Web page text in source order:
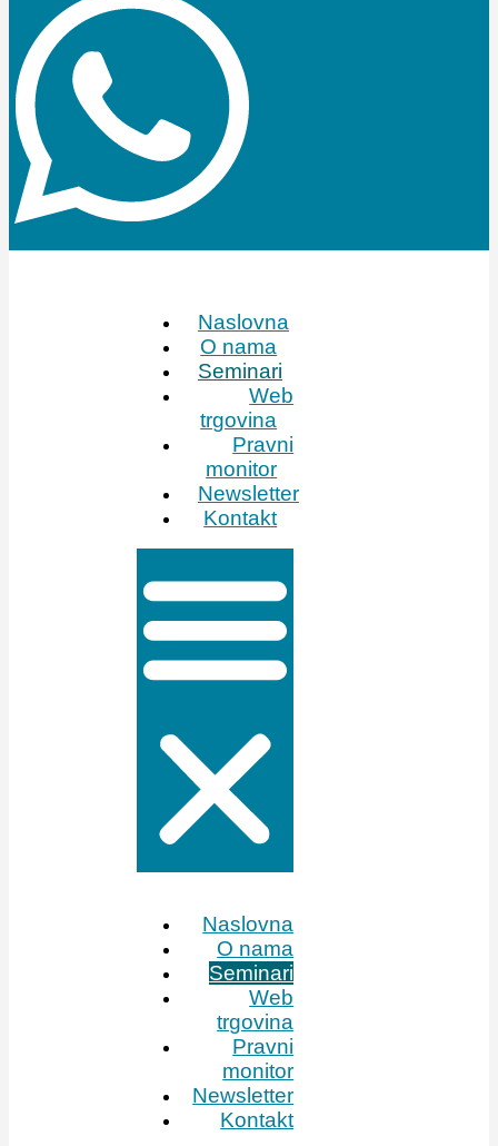
Naslovna
O nama
Seminari
Web
trgovina
Pravni
monitor
Newsletter
Kontakt
Naslovna
O nama
Seminari
Web
trgovina
Pravni
monitor
Newsletter
Kontakt